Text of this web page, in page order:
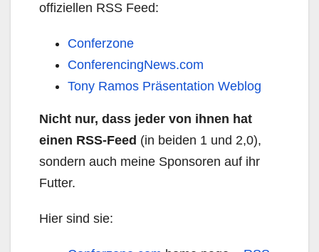
offiziellen RSS Feed:
Conferzone
ConferencingNews.com
Tony Ramos Präsentation Weblog
Nicht nur, dass jeder von ihnen hat
einen RSS-Feed (in beiden 1 und 2,0),
sondern auch meine Sponsoren auf ihr
Futter.
Hier sind sie: